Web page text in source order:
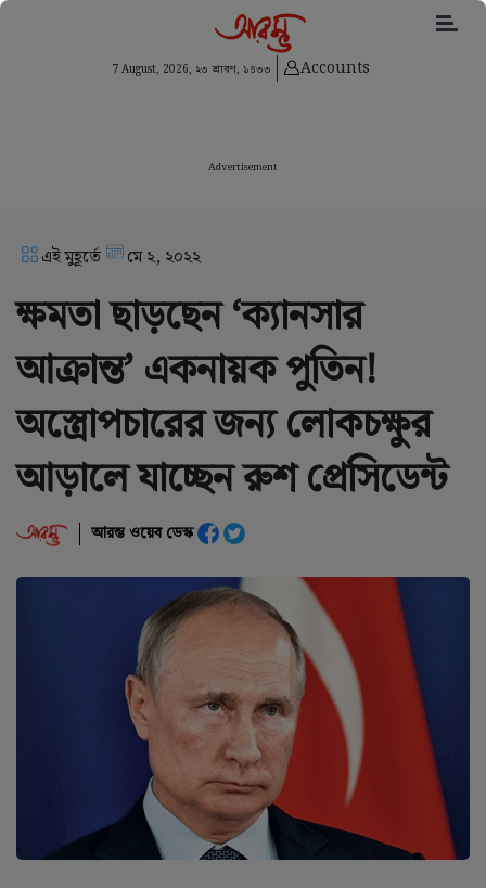
7 August, 2026, ২৩ শ্রাবণ, ১৪৩৩ Accounts
Advertisement
এই মুহূর্তে মে ২, ২০২২
ক্ষমতা ছাড়ছেন ‘ক্যানসার
আক্রান্ত’ একনায়ক পুতিন!
অস্ত্রোপচারের জন্য লোকচক্ষুর
আড়ালে যাচ্ছেন রুশ প্রেসিডেন্ট
আরম্ভ ওয়েব ডেস্ক